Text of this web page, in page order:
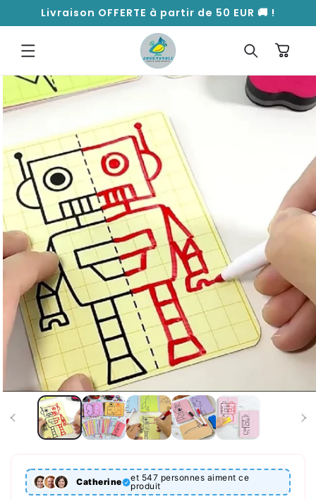
PASSER
AU
Livraison OFFERTE à partir de 50 EUR 🚚 !
Panier
PASSER AUX
INFORMATIONS
PRODUITS
Catherine
et 547 personnes aiment ce
produit